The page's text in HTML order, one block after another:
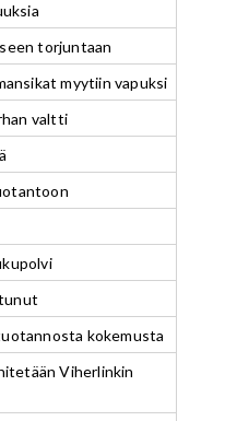
torjuntaan
myytiin vapuksi
valtti
kokemusta
Viherlinkin